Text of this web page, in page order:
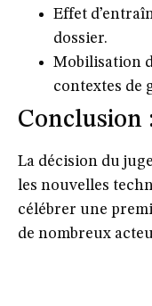
Effet
dossier.
Mobilisation
contextes de
Conclusion
La décision du
les nouvelles
célébrer une
de nombreux